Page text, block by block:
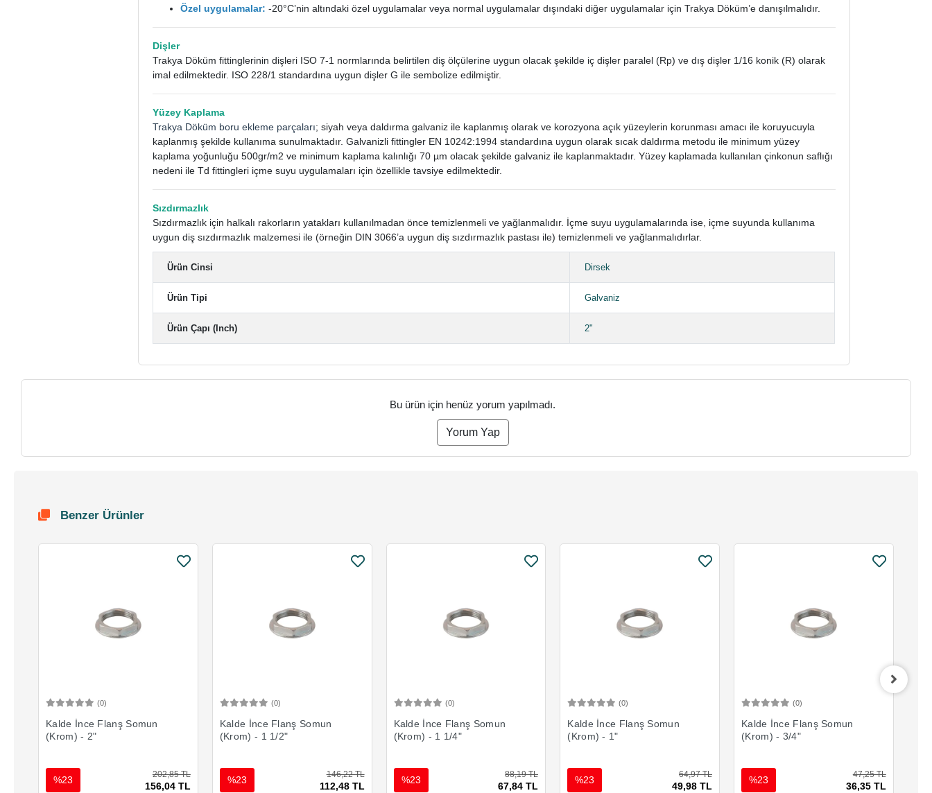
Özel uygulamalar:-20°C’nin altındaki özel uygulamalar veya normal uygulamalar dışındaki diğer uygulamalar için Trakya Döküm’e danışılmalıdır.
Dişler
Trakya Döküm fittinglerinin dişleri ISO 7-1 normlarında belirtilen diş ölçülerine uygun olacak şekilde iç dişler paralel (Rp) ve dış dişler 1/16 konik (R) olarak
imal edilmektedir. ISO 228/1 standardına uygun dişler G ile sembolize edilmiştir.
Yüzey Kaplama
Trakya Döküm boru ekleme parçaları; siyah veya daldırma galvaniz ile kaplanmış olarak ve korozyona açık yüzeylerin korunması amacı ile koruyucuyla
kaplanmış şekilde kullanıma sunulmaktadır. Galvanizli fittingler EN 10242:1994 standardına uygun olarak sıcak daldırma metodu ile minimum yüzey
kaplama yoğunluğu 500gr/m2 ve minimum kaplama kalınlığı 70 µm olacak şekilde galvaniz ile kaplanmaktadır. Yüzey kaplamada kullanılan çinkonun saflığı
nedeni ile Td fittingleri içme suyu uygulamaları için özellikle tavsiye edilmektedir.
Sızdırmazlık
Sızdırmazlık için halkalı rakorların yatakları kullanılmadan önce temizlenmeli ve yağlanmalıdır. İçme suyu uygulamalarında ise, içme suyunda kullanıma
uygun diş sızdırmazlık malzemesi ile (örneğin DIN 3066’a uygun diş sızdırmazlık pastası ile) temizlenmeli ve yağlanmalıdırlar.
Ürün Cinsi Dirsek
Ürün Tipi Galvaniz
Ürün Çapı (Inch) 2"
Bu ürün için henüz yorum yapılmadı.
Yorum Yap
Benzer Ürünler
(0)
Kalde İnce Flanş Somun
(Krom) - 2"
202,85 TL
156,04 TL
%23
(0)
Kalde İnce Flanş Somun
(Krom) - 1 1/2"
146,22 TL
112,48 TL
%23
(0)
Kalde İnce Flanş Somun
(Krom) - 1 1/4"
88,19 TL
67,84 TL
%23
(0)
Kalde İnce Flanş Somun
(Krom) - 1"
64,97 TL
49,98 TL
%23
(0)
Kalde İnce Flanş Somun
(Krom) - 3/4"
47,25 TL
36,35 TL
%23